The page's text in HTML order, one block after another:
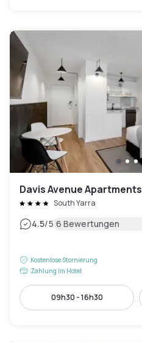
Davis Avenue Apartments
South Yarra
4.5/5|6 Bewertungen
Kostenlose Stornierung
Zahlung im Hotel
09h30 - 16h30